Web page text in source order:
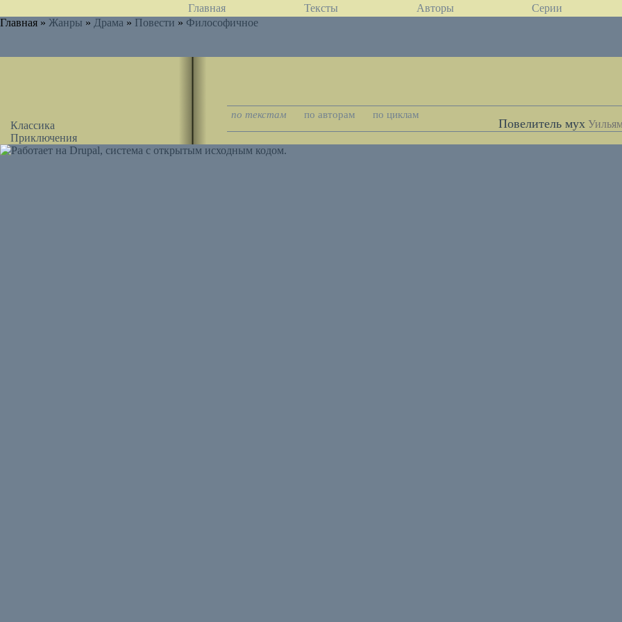
Главная Тексты Авторы Серии
Главная » Жанры » Драма » Повести » Философичное
Классика
Приключения
по текстам по авторам по циклам
Повелитель мух